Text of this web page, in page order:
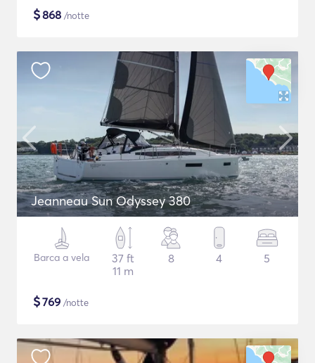
$868 /notte
Jeanneau Sun Odyssey 380
Barca a vela
37 ft
11 m
8 4 5
$769 /notte